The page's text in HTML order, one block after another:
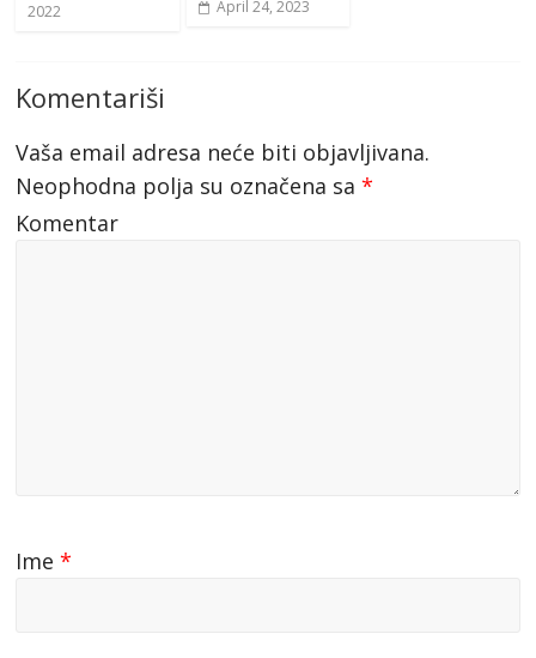
2022
April 24, 2023
Komentariši
Vaša email adresa neće biti objavljivana.
Neophodna polja su označena sa*
Komentar
Ime*